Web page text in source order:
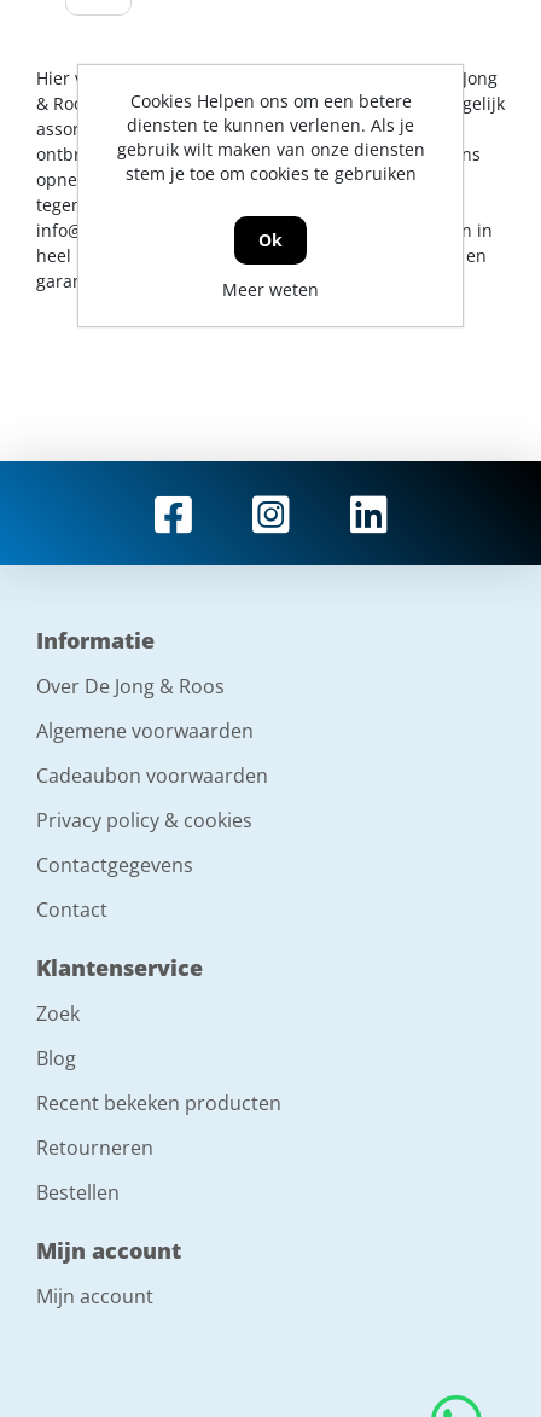
Hier vindt u alles op het gebied van muurplaten. De Jong
& Roos BV probeert u op dit gebied een zo breed mogelijk
assortiment aan te bieden. Mocht er toch een artikel
ontbreken, dan kunt u natuurlijk altijd contact met ons
opnemen voor een vakkundig advies en/of bestelling
tegen een scherpe prijs. U kunt ons bereiken via
info@jrs.nl
of telefonisch op 0224-273327. Wij leveren in
heel Nederland, uiteraard met professionele service en
garantievoorwaarden.
Informatie
Over De Jong & Roos
Algemene voorwaarden
Cadeaubon voorwaarden
Privacy policy & cookies
Contactgegevens
Contact
Klantenservice
Zoek
Blog
Recent bekeken producten
Retourneren
Bestellen
Mijn account
Mijn account
Cookies Helpen ons om een betere
diensten te kunnen verlenen. Als je
gebruik wilt maken van onze diensten
stem je toe om cookies te gebruiken
Ok
Meer weten